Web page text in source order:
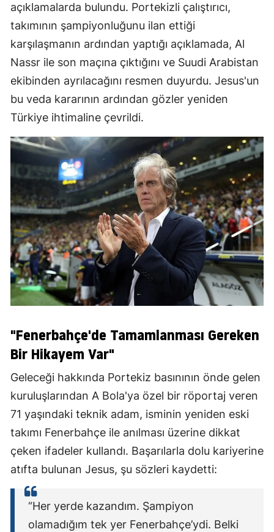
açıklamalarda bulundu. Portekizli çalıştırıcı,
takımının şampiyonluğunu ilan ettiği
karşılaşmanın ardından yaptığı açıklamada, Al
Nassr ile son maçına çıktığını ve Suudi Arabistan
ekibinden ayrılacağını resmen duyurdu. Jesus'un
bu veda kararının ardından gözler yeniden
Türkiye ihtimaline çevrildi.
"Fenerbahçe'de Tamamlanması Gereken
Bir Hikayem Var"
Geleceği hakkında Portekiz basınının önde gelen
kuruluşlarından A Bola'ya özel bir röportaj veren
71 yaşındaki teknik adam, isminin yeniden eski
takımı Fenerbahçe ile anılması üzerine dikkat
çeken ifadeler kullandı. Başarılarla dolu kariyerine
atıfta bulunan Jesus, şu sözleri kaydetti:
“Her yerde kazandım. Şampiyon
olamadığım tek yer Fenerbahçe’ydi. Belki